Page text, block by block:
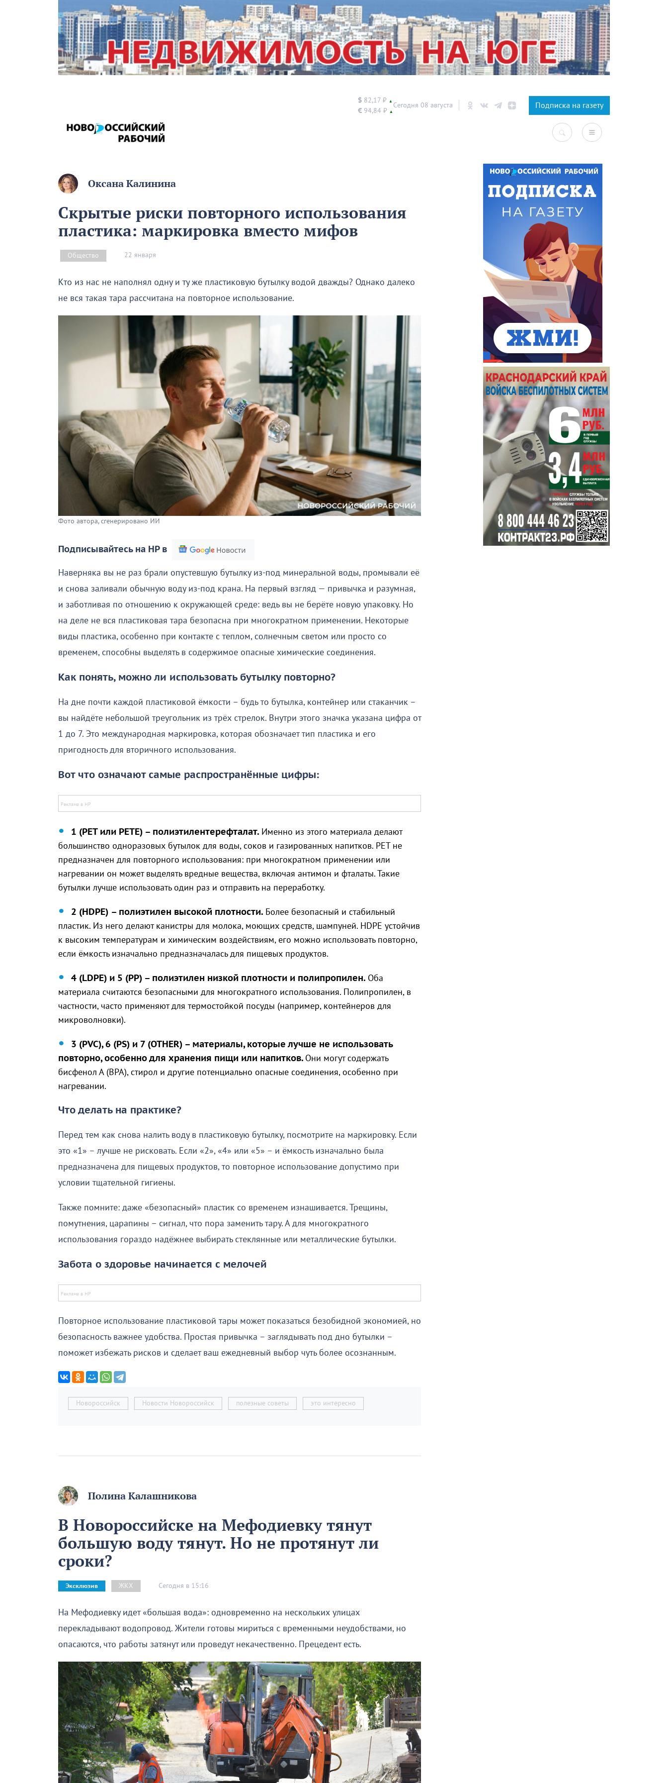
$ 82,17 ₽ ▲
€ 94,84 ₽ ▲
Сегодня 08 августа Подписка на газету
Оксана Калинина
Скрытые риски повторного использования
пластика: маркировка вместо мифов
Общество 22 января
Кто из нас не наполнял одну и ту же пластиковую бутылку водой дважды? Однако далеко
не вся такая тара рассчитана на повторное использование.
Фото автора, сгенерировано ИИ
Подписывайтесь на НР в
Наверняка вы не раз брали опустевшую бутылку из-под минеральной воды, промывали её
и снова заливали обычную воду из-под крана. На первый взгляд — привычка и разумная,
и заботливая по отношению к окружающей среде: ведь вы не берёте новую упаковку. Но
на деле не вся пластиковая тара безопасна при многократном применении. Некоторые
виды пластика, особенно при контакте с теплом, солнечным светом или просто со
временем, способны выделять в содержимое опасные химические соединения.
Как понять, можно ли использовать бутылку повторно?
На дне почти каждой пластиковой ёмкости – будь то бутылка, контейнер или стаканчик –
вы найдёте небольшой треугольник из трёх стрелок. Внутри этого значка указана цифра от
1 до 7. Это международная маркировка, которая обозначает тип пластика и его
пригодность для вторичного использования.
Вот что означают самые распространённые цифры:
1 (PET или PETE) – полиэтилентерефталат. Именно из этого материала делают
большинство одноразовых бутылок для воды, соков и газированных напитков. PET не
предназначен для повторного использования: при многократном применении или
нагревании он может выделять вредные вещества, включая антимон и фталаты. Такие
бутылки лучше использовать один раз и отправить на переработку.
2 (HDPE) – полиэтилен высокой плотности. Более безопасный и стабильный
пластик. Из него делают канистры для молока, моющих средств, шампуней. HDPE устойчив
к высоким температурам и химическим воздействиям, его можно использовать повторно,
если ёмкость изначально предназначалась для пищевых продуктов.
4 (LDPE) и 5 (PP) – полиэтилен низкой плотности и полипропилен. Оба
материала считаются безопасными для многократного использования. Полипропилен, в
частности, часто применяют для термостойкой посуды (например, контейнеров для
микроволновки).
3 (PVC), 6 (PS) и 7 (OTHER) – материалы, которые лучше не использовать
повторно, особенно для хранения пищи или напитков. Они могут содержать
бисфенол А (BPA), стирол и другие потенциально опасные соединения, особенно при
нагревании.
Что делать на практике?
Перед тем как снова налить воду в пластиковую бутылку, посмотрите на маркировку. Если
это «1» – лучше не рисковать. Если «2», «4» или «5» – и ёмкость изначально была
предназначена для пищевых продуктов, то повторное использование допустимо при
условии тщательной гигиены.
Также помните: даже «безопасный» пластик со временем изнашивается. Трещины,
помутнения, царапины – сигнал, что пора заменить тару. А для многократного
использования гораздо надёжнее выбирать стеклянные или металлические бутылки.
Забота о здоровье начинается с мелочей
Повторное использование пластиковой тары может показаться безобидной экономией, но
безопасность важнее удобства. Простая привычка – заглядывать под дно бутылки –
поможет избежать рисков и сделает ваш ежедневный выбор чуть более осознанным.
Новороссийск Новости Новороссийск полезные советы это интересно
Полина Калашникова
В Новороссийске на Мефодиевку тянут
большую воду тянут. Но не протянут ли
сроки?
Эксклюзив ЖКХ Сегодня в 15:16
На Мефодиевку идет «большая вода»: одновременно на нескольких улицах
перекладывают водопровод. Жители готовы мириться с временными неудобствами, но
опасаются, что работы затянут или проведут некачественно. Прецедент есть.